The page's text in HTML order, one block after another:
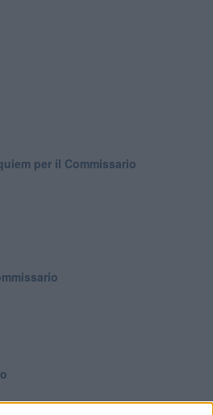
per il Commissario